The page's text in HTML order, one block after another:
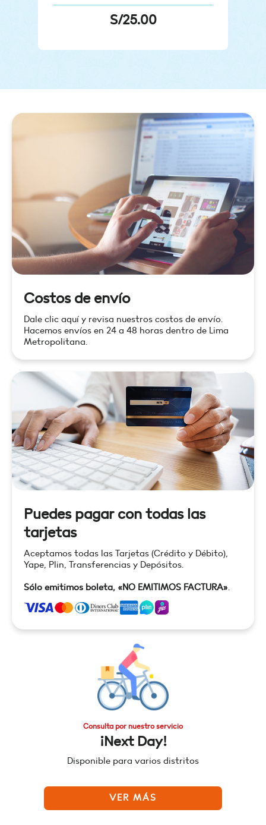
S/25.00
Costos de envío
Dale clic aquí y revisa nuestros costos de envío.
Hacemos envíos en 24 a 48 horas dentro de Lima
Metropolitana.
Puedes pagar con todas las
tarjetas
Aceptamos todas las Tarjetas (Crédito y Débito),
Yape, Plin, Transferencias y Depósitos.
Sólo emitimos boleta, «NO EMITIMOS FACTURA».
Consulta por nuestro servicio
¡Next Day!
Disponible para varios distritos
VER MÁS